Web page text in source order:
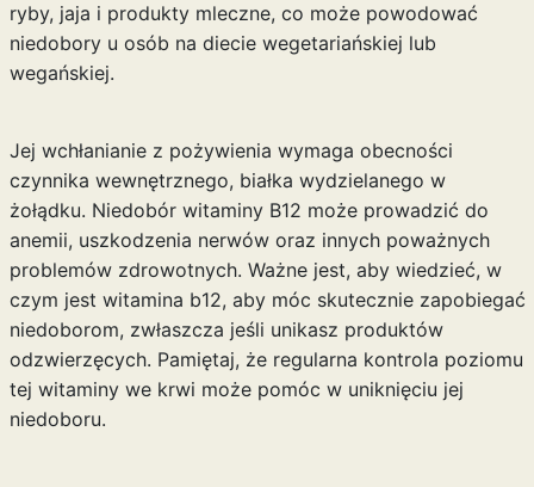
ryby, jaja i produkty mleczne, co może powodować
niedobory u osób na diecie wegetariańskiej lub
wegańskiej.
Jej wchłanianie z pożywienia wymaga obecności
czynnika wewnętrznego, białka wydzielanego w
żołądku. Niedobór witaminy B12 może prowadzić do
anemii, uszkodzenia nerwów oraz innych poważnych
problemów zdrowotnych. Ważne jest, aby wiedzieć, w
czym jest witamina b12, aby móc skutecznie zapobiegać
niedoborom, zwłaszcza jeśli unikasz produktów
odzwierzęcych. Pamiętaj, że regularna kontrola poziomu
tej witaminy we krwi może pomóc w uniknięciu jej
niedoboru.